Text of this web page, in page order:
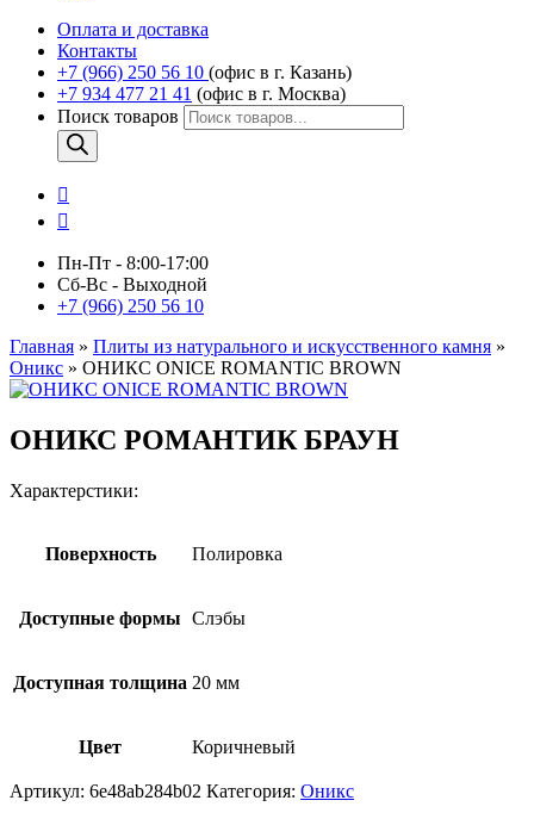
Оплата и доставка
Контакты
+7 (966) 250 56 10 (офис в г. Казань)
+7 934 477 21 41 (офис в г. Москва)
Поиск товаров
Пн-Пт - 8:00-17:00
Сб-Вс - Выходной
+7 (966) 250 56 10
Главная » Плиты из натурального и искусственного камня »
Оникс » ОНИКС ONICE ROMANTIC BROWN
ОНИКС РОМАНТИК БРАУН
Характерстики:
Поверхность Полировка
Доступные формы Слэбы
Доступная толщина 20 мм
Цвет Коричневый
Артикул: 6e48ab284b02 Категория: Оникс